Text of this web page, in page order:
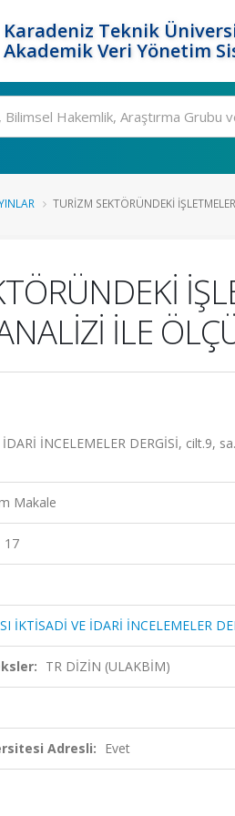
Karadeniz Teknik
Akademik Veri Yönetim
TURİZM SEKTÖRÜNDEKİ
İLE
İNCELEMELER DERGİSİ, cilt.9,
Makale
17
İKTİSADİ VE İDARİ İNCELEMELER
TR DİZİN (ULAKBİM)
Adresli: Evet